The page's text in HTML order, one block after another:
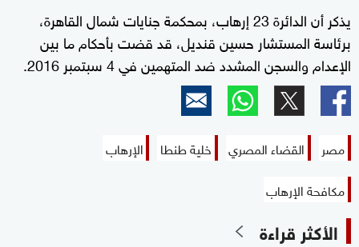
يذكر أن الدائرة 23 إرهاب، بمحكمة جنايات شمال القاهرة،
برئاسة المستشار حسين قنديل، قد قضت بأحكام ما بين
الإعدام والسجن المشدد ضد المتهمين في 4 سبتمبر 2016.
مصر القضاء المصري خلية طنطا
الإرهاب
مكافحة الإرهاب
الأكثر قراءة